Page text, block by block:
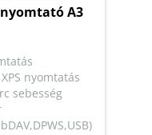
A3
nyomtatás
sebesség